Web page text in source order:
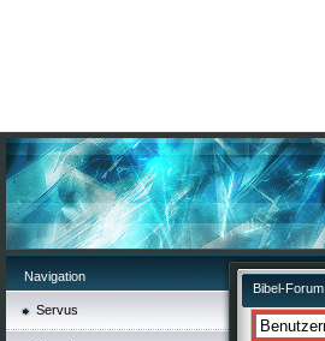
Navigation
Servus
Bibel-Forum